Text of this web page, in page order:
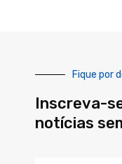
Fique por
Inscreva-
notícias